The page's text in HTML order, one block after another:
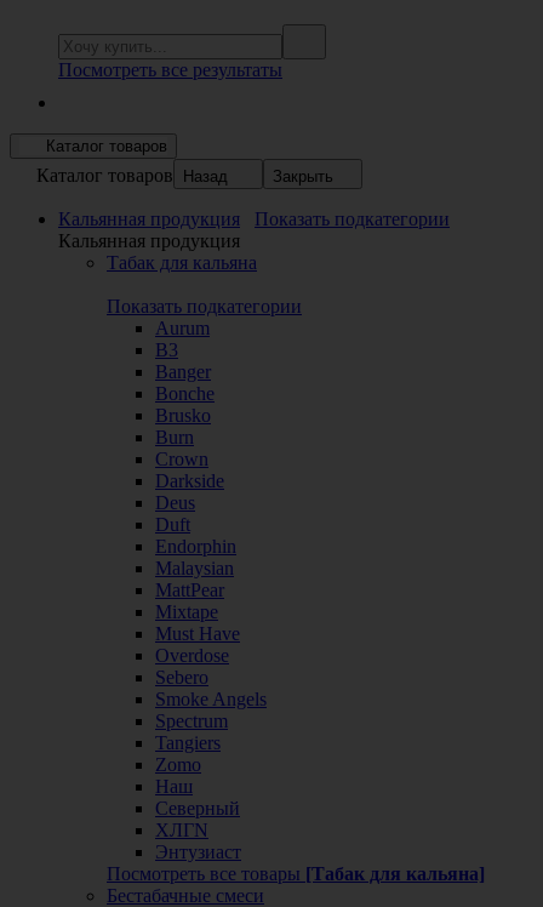
Посмотреть все результаты
Каталог товаров
Каталог товаров Назад Закрыть
Кальянная продукция
Показать подкатегории
Кальянная продукция
Табак для кальяна
Показать подкатегории
Aurum
B3
Banger
Bonche
Brusko
Burn
Crown
Darkside
Deus
Duft
Endorphin
Malaysian
MattPear
Mixtape
Must Have
Overdose
Sebero
Smoke Angels
Spectrum
Tangiers
Zomo
Наш
Северный
ХЛГN
Энтузиаст
Посмотреть все товары [Табак для кальяна]
Бестабачные смеси